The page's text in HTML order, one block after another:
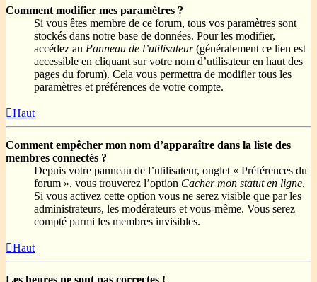
Comment modifier mes paramètres ?
Si vous êtes membre de ce forum, tous vos paramètres sont
stockés dans notre base de données. Pour les modifier,
accédez au Panneau de l’utilisateur(généralement ce lien est
accessible en cliquant sur votre nom d’utilisateur en haut des
pages du forum). Cela vous permettra de modifier tous les
paramètres et préférences de votre compte.
Haut
Comment empêcher mon nom d’apparaître dans la liste des
membres connectés ?
Depuis votre panneau de l’utilisateur, onglet « Préférences du
forum », vous trouverez l’option Cacher mon statut en ligne.
Si vous activez cette option vous ne serez visible que par les
administrateurs, les modérateurs et vous-même. Vous serez
compté parmi les membres invisibles.
Haut
Les heures ne sont pas correctes !